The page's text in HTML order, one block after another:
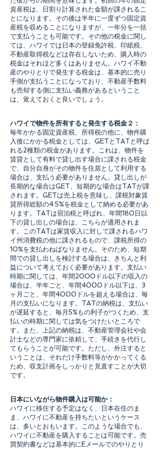
資産税は、日割り計算された金額が課されるこ
とになります。その後は半年に一度ずつ固定資
産税を収めることになりますが、一年分を一括
で支払うことも可能です。その他の税金に関し
ては、ハワイでは日本の登録免許税、印紙税、
不動産取得税などは存在しないため、購入時の
税金はそれほど多くはありません。ハワイ不動
産のやりとりで発生する税金は、基本的に売り
手側が支払うことになっており、不動産手数料
も売却する側に支払い義務があるということ
は、覚えておくと良いでしょう。
ハワイで物件を所有すると発生する税金２：
毎年かかる固定資産税、所得税の他に、物件購
入後にかかる税金としては、GETとTATと呼ば
れる2種類の税金があります。これは、物件を
賃貸として有料で貸し出す場合に課される税金
で、自分自身がその物件を住居として利用する
場合は、支払う必要がありません。貸し出しが
長期的な場合はGET、短期的な場合はTATが課
されます。GETは売上税を意味し、課税対象賃
貸所得総額の4.5%を税金として納める必要があ
ります。TATは宿泊税と呼ばれ、年間180日以
下の貸し出しの場合は、こちらが適用されま
す。このTATは家賃収入に対して課されるハワ
イ州消費税の他に課されるもので、課税所得の
10%を支払わねばなりません。そのため、短期
間での貸し出しを検討する場合は、きちんと利
益について考えておく必要があります。支払い
時期に関しては、年間2000ドル以下の収入の
場合は、半年ごと、年間4000ドル以下は、3
ヶ月ごと、年間4000ドルを超える場合は、毎
月の支払いになります。TATの納税は、支払い
が遅延すると、毎月5%もの利子がつくため、支
払いの時期に関しては気をつけたいところで
す。また、上記の納税は、不動産管理会社や会
計士などの専門家に依頼して、手続きを代行し
てもらうことが可能です。ただし、外注すると
いうことは、それだけ手数料等がかかってくる
ため、収支計画をしっかりと見直すことが大切
です。
日本にいながら物件購入は可能か：
ハワイに移住する予定はなく、日本在住のま
ま、ハワイに不動産を持ちたいというケース
は、多いとおもいます。このような場合でも、
ハワイに不動産を購入することは可能です。売
買契約書などは基本的にEメールでのやりとり